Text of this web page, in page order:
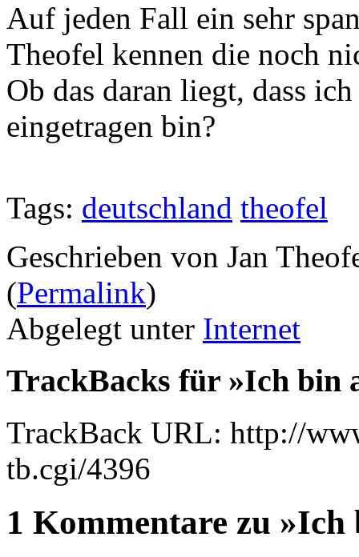
Auf jeden Fall ein sehr
Theofel kennen die noch
Ob das daran liegt, dass
eingetragen bin?
Tags: deutschland theofel
Geschrieben von Jan
(Permalink)
Abgelegt unter Internet
TrackBacks für »Ich bin
TrackBack URL: http://
tb.cgi/4396
1 Kommentare zu